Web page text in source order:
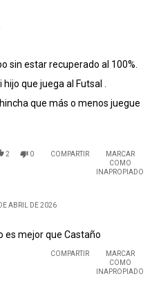
sin estar recuperado al 100%.
que juega al Futsal .
que más o menos juegue
2 0 COMPARTIR
MARCAR
COMO
INAPROPIADO
ABRIL DE 2026
es mejor que Castaño
COMPARTIR
MARCAR
COMO
INAPROPIADO